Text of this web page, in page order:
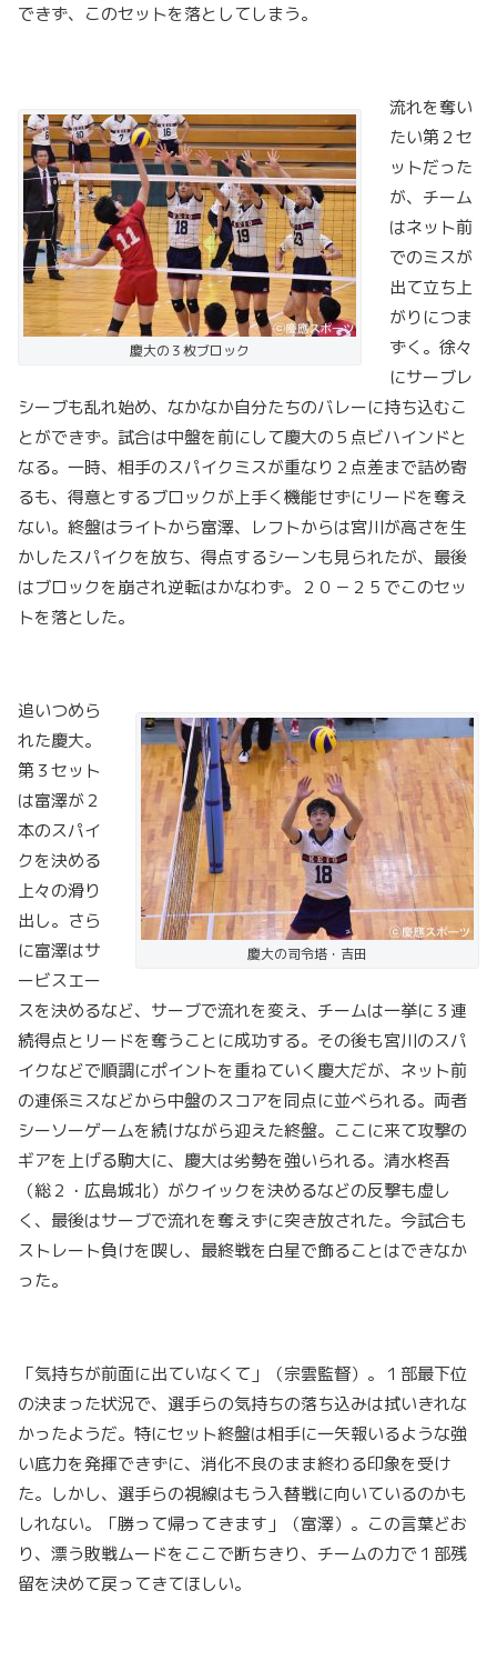
できず、このセットを落としてしまう。
慶大の３枚ブロック
流れを奪い
たい第２セ
ットだった
が、チーム
はネット前
でのミスが
出て立ち上
がりにつま
ずく。徐々
にサーブレ
シーブも乱れ始め、なかなか自分たちのバレーに持ち込むこ
とができず。試合は中盤を前にして慶大の５点ビハインドと
なる。一時、相手のスパイクミスが重なり２点差まで詰め寄
るも、得意とするブロックが上手く機能せずにリードを奪え
ない。終盤はライトから富澤、レフトからは宮川が高さを生
かしたスパイクを放ち、得点するシーンも見られたが、最後
はブロックを崩され逆転はかなわず。２０－２５でこのセッ
トを落とした。
慶大の司令塔・吉田
追いつめら
れた慶大。
第３セット
は富澤が２
本のスパイ
クを決める
上々の滑り
出し。さら
に富澤はサ
ービスエー
スを決めるなど、サーブで流れを変え、チームは一挙に３連
続得点とリードを奪うことに成功する。その後も宮川のスパ
イクなどで順調にポイントを重ねていく慶大だが、ネット前
の連係ミスなどから中盤のスコアを同点に並べられる。両者
シーソーゲームを続けながら迎えた終盤。ここに来て攻撃の
ギアを上げる駒大に、慶大は劣勢を強いられる。清水柊吾
（総２・広島城北）がクイックを決めるなどの反撃も虚し
く、最後はサーブで流れを奪えずに突き放された。今試合も
ストレート負けを喫し、最終戦を白星で飾ることはできなか
った。
「気持ちが前面に出ていなくて」（宗雲監督）。１部最下位
の決まった状況で、選手らの気持ちの落ち込みは拭いきれな
かったようだ。特にセット終盤は相手に一矢報いるような強
い底力を発揮できずに、消化不良のまま終わる印象を受け
た。しかし、選手らの視線はもう入替戦に向いているのかも
しれない。「勝って帰ってきます」（富澤）。この言葉どお
り、漂う敗戦ムードをここで断ちきり、チームの力で１部残
留を決めて戻ってきてほしい。